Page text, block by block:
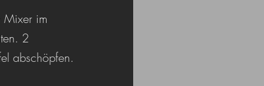
Mixer im
2
abschöpfen.